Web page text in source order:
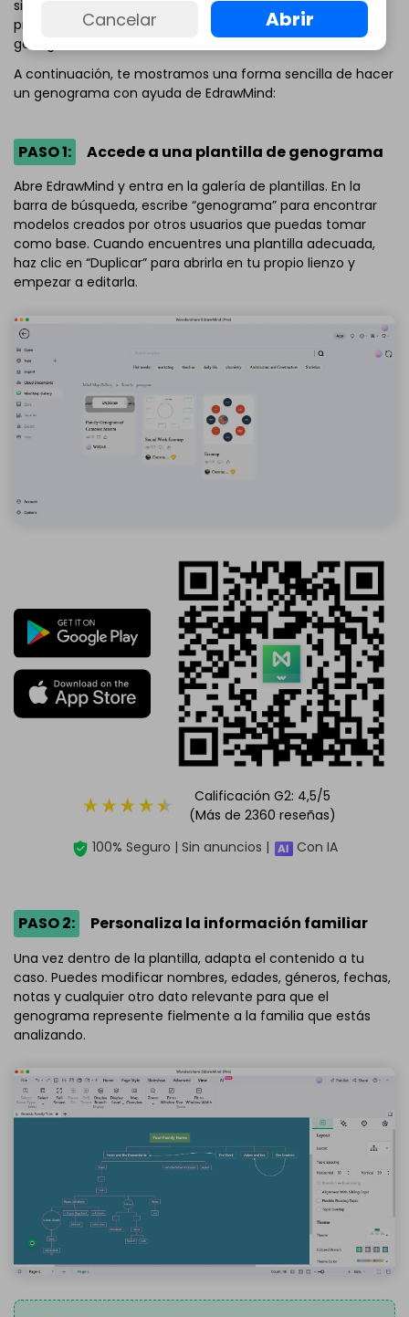
sin rehacer parte del trabajo. Por eso, muchas personas
prefieren utilizar plantillas editables para crear un
genograma de forma más eficiente.
A continuación, te mostramos una forma sencilla de hacer
un genograma con ayuda de EdrawMind:
PASO 1: Accede a una plantilla de genograma
Abre EdrawMind y entra en la galería de plantillas. En la
barra de búsqueda, escribe “genograma” para encontrar
modelos creados por otros usuarios que puedas tomar
como base. Cuando encuentres una plantilla adecuada,
haz clic en “Duplicar” para abrirla en tu propio lienzo y
empezar a editarla.
Calificación G2: 4,5/5
(Más de 2360 reseñas)
100% Seguro | Sin anuncios |
Con IA
PASO 2: Personaliza la información familiar
Una vez dentro de la plantilla, adapta el contenido a tu
caso. Puedes modificar nombres, edades, géneros, fechas,
notas y cualquier otro dato relevante para que el
genograma represente fielmente a la familia que estás
analizando.
Cancelar Abrir